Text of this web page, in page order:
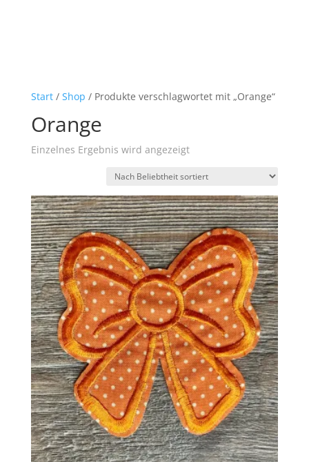
Start/ Shop / Produkte verschlagwortet mit „Orange“
Orange
Einzelnes Ergebnis wird angezeigt